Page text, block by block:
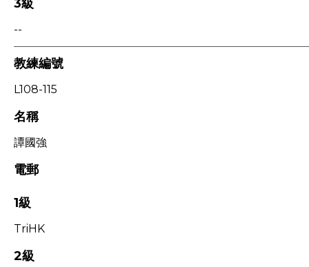
3級
--
教練編號
L108-115
名稱
譚國強
電郵
1級
TriHK
2級